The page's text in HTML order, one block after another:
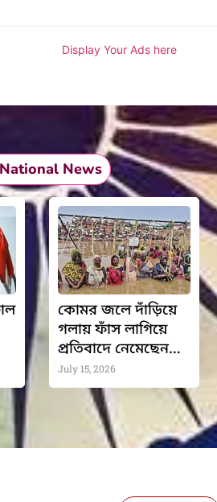
Display Your Ads here
National News
কোমর জলে দাঁড়িয়ে
গলায় ফাঁস লাগিয়ে
প্রতিবাদে নেমেছেন
আদিবাসী মহিলারা
July 15, 2026